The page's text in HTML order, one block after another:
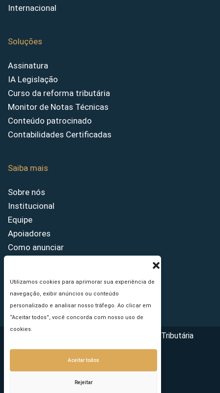
Utilizamos cookies para aprimorar sua experiência de
navegação, exibir anúncios ou conteúdo
personalizado e analisar nosso tráfego. Ao clicar em
“Aceitar todos”, você concorda com nosso uso de
cookies.
Aceitar todos
Rejeitar
Internacional
Soluções
Assinatura
IA Legislação
Curso da reforma tributária
Monitor de Notas Técnicas
Conteúdo patrocinado
Contabilidades Certificadas
Saiba mais
Sobre nós
Institucional
Equipe
Apoiadores
Como anunciar
Princípios Editoriais
Copyright © 2026 - Portal da Reforma Tributária